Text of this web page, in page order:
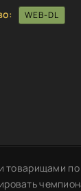
WEB-DL
товарищами